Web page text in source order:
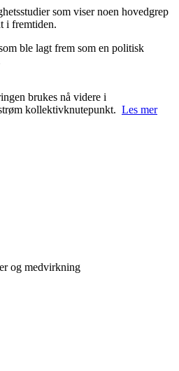
som viser noen hovedgrep
i fremtiden.
ble lagt frem som en politisk
brukes nå videre i
kollektivknutepunkt. Les mer
og medvirkning